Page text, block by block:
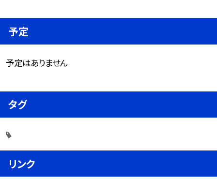
予定
予定はありません
タグ
リンク